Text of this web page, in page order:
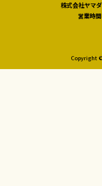
株式会社ヤマ
営業時
Copyright